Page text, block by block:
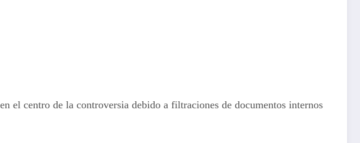
el centro de la controversia debido a filtraciones de documentos internos